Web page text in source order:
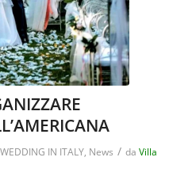
IN ITALY, News / da Villa